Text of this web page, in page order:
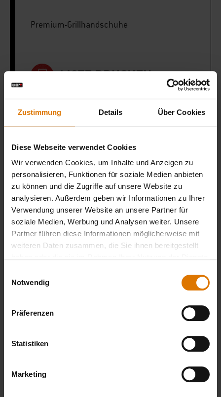
Zustimmung Details Über Cookies
Diese Webseite verwendet Cookies
Wir verwenden Cookies, um Inhalte und Anzeigen zu
personalisieren, Funktionen für soziale Medien anbieten
zu können und die Zugriffe auf unsere Website zu
analysieren. Außerdem geben wir Informationen zu Ihrer
Verwendung unserer Website an unsere Partner für
soziale Medien, Werbung und Analysen weiter. Unsere
Partner führen diese Informationen möglicherweise mit
weiteren Daten zusammen, die Sie ihnen bereitgestellt
Notwendig
Präferenzen
Statistiken
Marketing
Premium-Grillhandschuhe
LISTE DRUCKEN
Sei perfekt vorbereitet
Empfohlenes Zubehör
Weber Q
1400
Elektrogrill